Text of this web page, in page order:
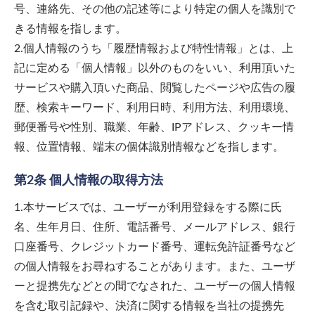
号、連絡先、その他の記述等により特定の個人を識別で
きる情報を指します。
2.個人情報のうち「履歴情報および特性情報」とは、上
記に定める「個人情報」以外のものをいい、利用頂いた
サービスや購入頂いた商品、閲覧したページや広告の履
歴、検索キーワード、利用日時、利用方法、利用環境、
郵便番号や性別、職業、年齢、IPアドレス、クッキー情
報、位置情報、端末の個体識別情報などを指します。
第2条 個人情報の取得方法
1.本サービスでは、ユーザーが利用登録をする際に氏
名、生年月日、住所、電話番号、メールアドレス、銀行
口座番号、クレジットカード番号、運転免許証番号など
の個人情報をお尋ねすることがあります。また、ユーザ
ーと提携先などとの間でなされた、ユーザーの個人情報
を含む取引記録や、決済に関する情報を当社の提携先